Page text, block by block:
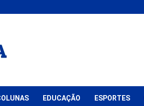
EDUCAÇÃO ESPORTES